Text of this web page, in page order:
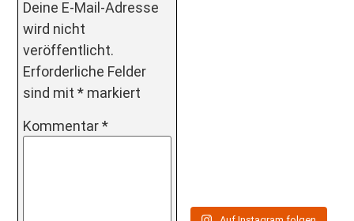
Deine E-Mail-Adresse
wird nicht
veröffentlicht.
Erforderliche Felder
sind mit* markiert
Kommentar*